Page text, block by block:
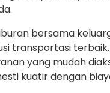
bersama
transportasi
yang mudah
kuatir dengan